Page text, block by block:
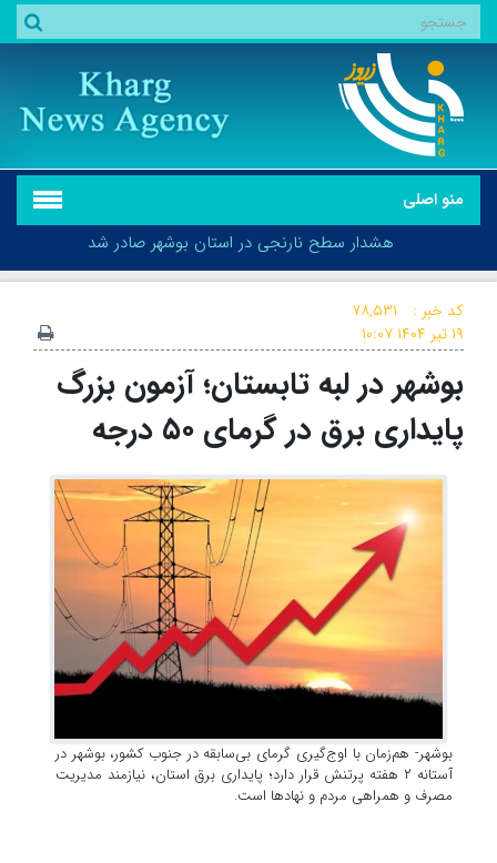
منو اصلی
هشدار سطح نارنجی در استان بوشهر صادر شد
هشدار سطح نارنجی در استان بوشهر صادر شد
کد خبر :
۷۸,۵۳۱
۱۹ تیر ۱۴۰۴
۱۰:۰۷
بوشهر در لبه تابستان؛ آزمون بزرگ
پایداری برق در گرمای ۵۰ درجه
بوشهر- هم‌زمان با اوج‌گیری گرمای بی‌سابقه در جنوب کشور، بوشهر در
آستانه ۲ هفته پرتنش قرار دارد؛ پایداری برق استان، نیازمند مدیریت
مصرف و همراهی مردم و نهادها است.